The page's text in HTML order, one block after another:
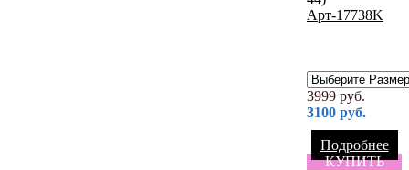
3999 руб.
3100 руб.
Подробнее
КУПИТЬ